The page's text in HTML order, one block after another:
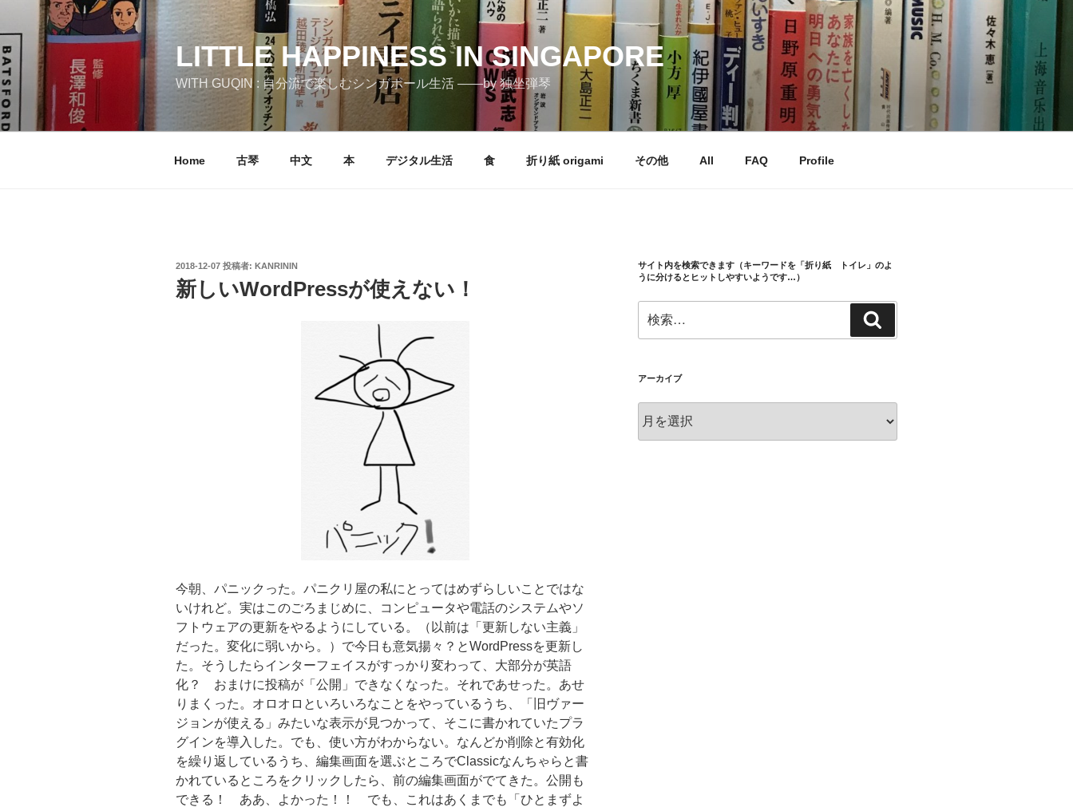
テ
ン
ツ
へ
ス
LITTLE HAPPINESS IN SINGAPORE
WITH GUQIN : 自分流で楽しむシンガポール生活 ――by 独坐弾琴
Home 古琴 中文 本 デジタル生活 食 折り紙 origami その他 All FAQ Profile
投
稿
日:
2018-12-07 投稿者: KANRININ
新しいWordPressが使えない！
今朝、パニックった。パニクリ屋の私にとってはめずらしいことではな
いけれど。実はこのごろまじめに、コンピュータや電話のシステムやソ
フトウェアの更新をやるようにしている。（以前は「更新しない主義」
だった。変化に弱いから。）で今日も意気揚々？とWordPressを更新し
た。そうしたらインターフェイスがすっかり変わって、大部分が英語
化？ おまけに投稿が「公開」できなくなった。それであせった。あせ
りまくった。オロオロといろいろなことをやっているうち、「旧ヴァー
ジョンが使える」みたいな表示が見つかって、そこに書かれていたプラ
グインを導入した。でも、使い方がわからない。なんどか削除と有効化
を繰り返しているうち、編集画面を選ぶところでClassicなんちゃらと書
かれているところをクリックしたら、前の編集画面がでてきた。公開も
できる！ ああ、よかった！！ でも、これはあくまでも「ひとまずよ
サイト内を検索できます（キーワードを「折り紙 トイレ」のよ
うに分けるとヒットしやすいようです…）
索:
索
アーカイブ
ー